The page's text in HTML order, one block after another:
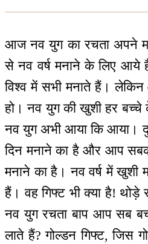
आज नव युग का रचता अपने
से नव वर्ष मनाने के लिए आये
विश्व में सभी मनाते हैं।
हो। नव युग की खुशी हर बच्चे
नव युग अभी आया कि आया।
दिन मनाने का है और आप
मनाने का है। नव वर्ष में खुशी
हैं। वह गिफ्ट भी क्या है! थोड़े
नव युग रचता बाप आप सब
लाते हैं? गोल्डन गिफ्ट, जिस